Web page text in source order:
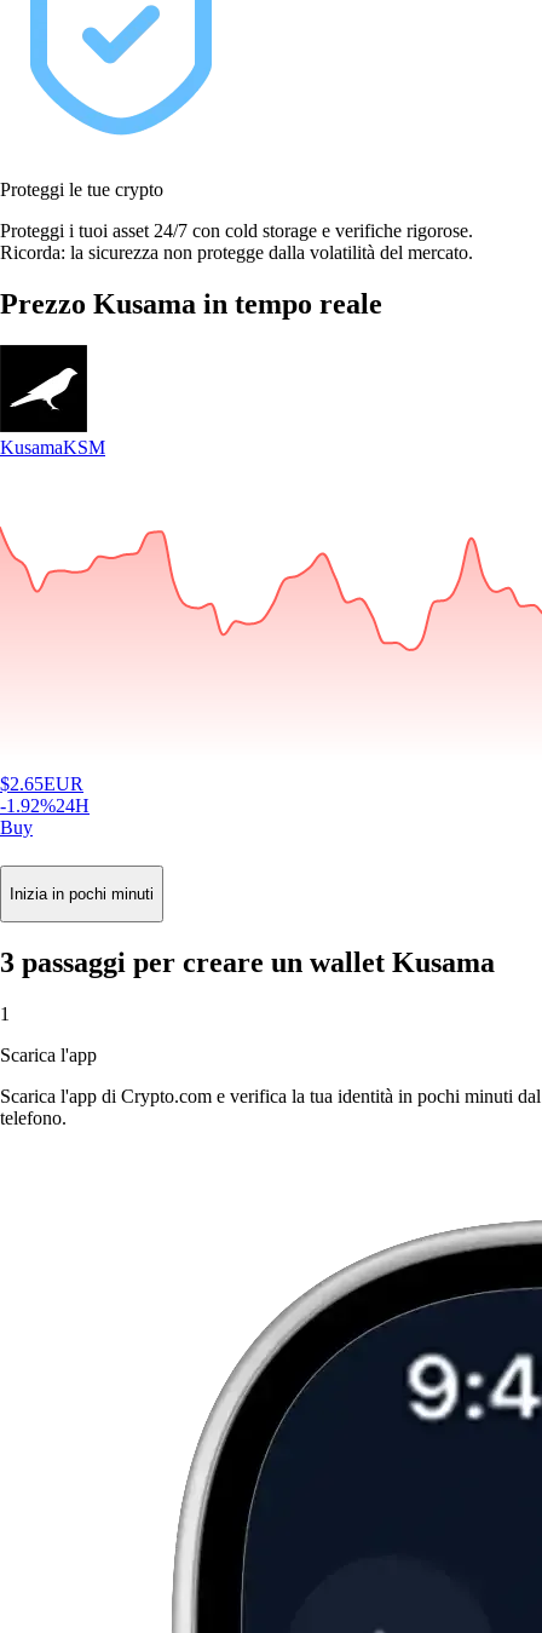
Proteggi le tue crypto
Proteggi i tuoi asset 24/7 con cold storage e verifiche rigorose.
Ricorda: la sicurezza non protegge dalla volatilità del mercato.
Prezzo Kusama in tempo reale
KusamaKSM
$2.65EUR
-1.92%24H
Buy
Inizia in pochi minuti
3 passaggi per creare un wallet Kusama
1
Scarica l'app
Scarica l'app di Crypto.com e verifica la tua identità in pochi minuti dal
telefono.